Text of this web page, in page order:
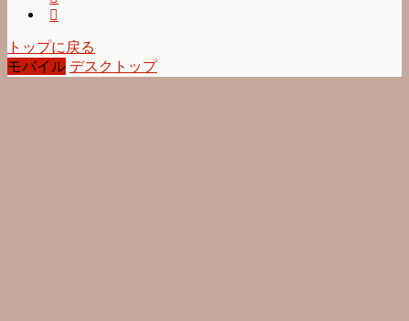
トップに戻る
モバイル デスクトップ